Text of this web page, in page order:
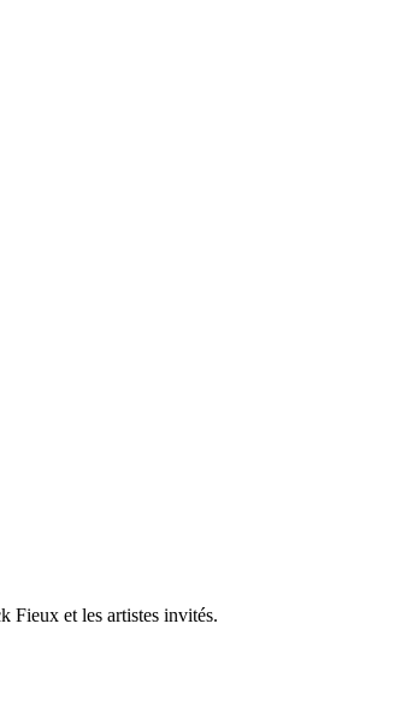
Fieux et les artistes invités.